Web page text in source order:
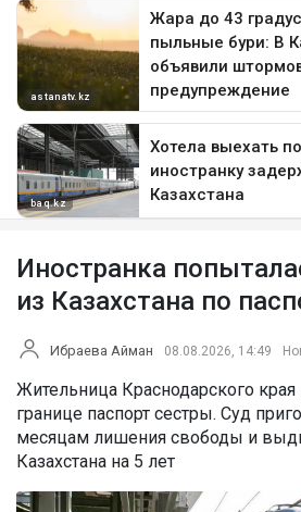
Иностранка
из Казахстана по
Ибраева Айман 08.08.2026, 14:49
Жительница Краснодарского
границе паспорт сестры. Суд
месяцам лишения свободы и
Казахстана на 5 лет